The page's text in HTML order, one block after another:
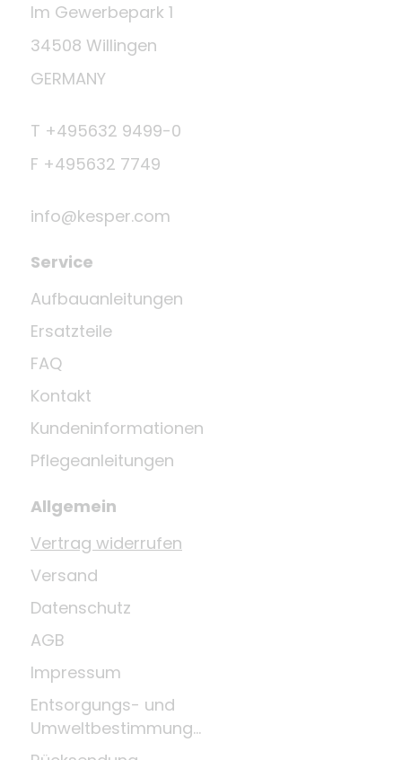
Im Gewerbepark 1
34508 Willingen
GERMANY
T +495632 9499-0
F +495632 7749
info@kesper.com
Service
Aufbauanleitungen
Ersatzteile
FAQ
Kontakt
Kundeninformationen
Pflegeanleitungen
Allgemein
Vertrag widerrufen
Versand
Datenschutz
AGB
Impressum
Entsorgungs- und
Umweltbestimmungen